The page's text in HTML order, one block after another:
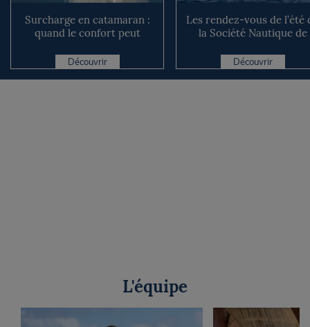
Surcharge en catamaran :
quand le confort peut
Découvrir
Les rendez-vous de l’été
la Société Nautique de
Découvrir
L'équipe